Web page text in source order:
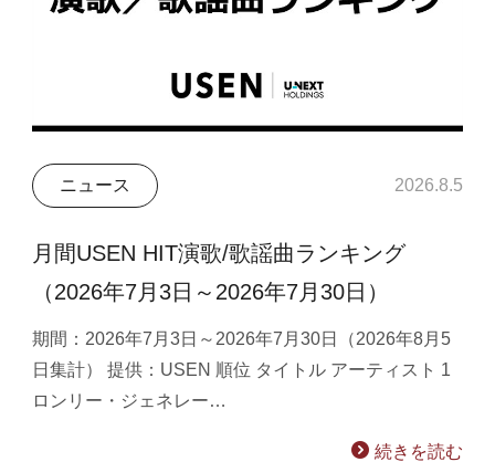
ニュース 2026.8.5
月間USEN HIT演歌/歌謡曲ランキング
（2026年7月3日～2026年7月30日）
期間：2026年7月3日～2026年7月30日（2026年8月5
日集計） 提供：USEN 順位 タイトル アーティスト 1
ロンリー・ジェネレー…
続きを読む